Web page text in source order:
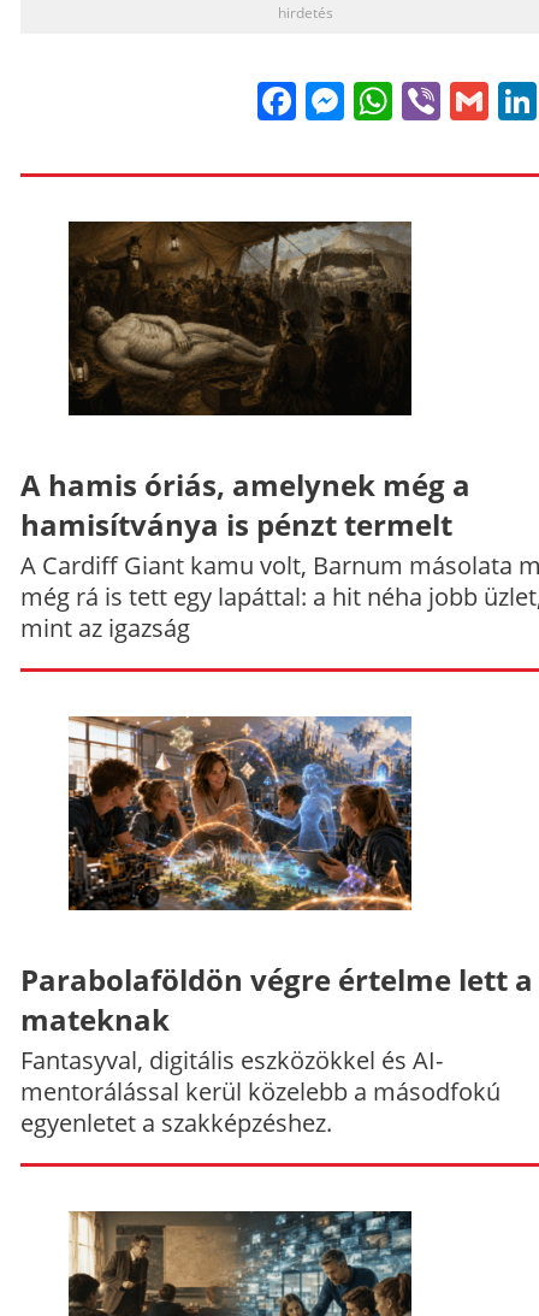
hirdetés
FacebookViber
A hamis óriás, amelynek még a
hamisítványa is pénzt termelt
A Cardiff Giant kamu volt, Barnum másolata
még rá is tett egy lapáttal: a hit néha jobb
mint az igazság
Parabolaföldön végre értelme lett a
mateknak
Fantasyval, digitális eszközökkel és AI-
mentorálással kerül közelebb a másodfokú
egyenletet a szakképzéshez.